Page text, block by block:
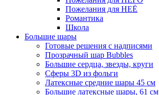
Пожелания для НЕЁ
Романтика
Школа
Большие шары
Готовые решения с надписями
Прозрачный шар Bubbles
Большие сердца, звезды, круги
Сферы 3D из фольги
Латексные средние шары 45 см
Большие латексные шары, 61 см